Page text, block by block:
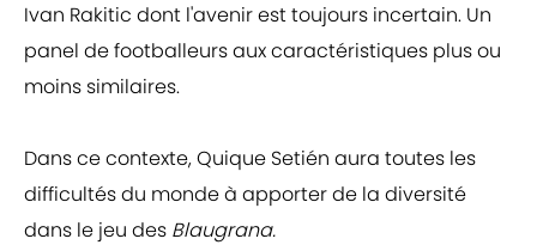
Ivan Rakitic dont l'avenir est toujours incertain. Un
panel de footballeurs aux caractéristiques plus ou
moins similaires.
Dans ce contexte, Quique Setién aura toutes les
difficultés du monde à apporter de la diversité
dans le jeu des Blaugrana.